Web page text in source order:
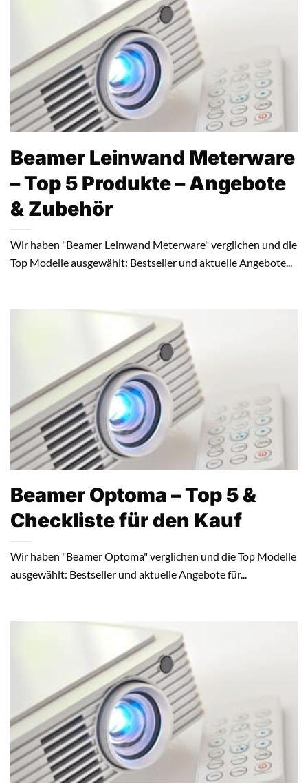
Beamer Leinwand Meterware
– Top 5 Produkte – Angebote
& Zubehör
Wir haben "Beamer Leinwand Meterware" verglichen und die
Top Modelle ausgewählt: Bestseller und aktuelle Angebote...
Beamer Optoma – Top 5 &
Checkliste für den Kauf
Wir haben "Beamer Optoma" verglichen und die Top Modelle
ausgewählt: Bestseller und aktuelle Angebote für...